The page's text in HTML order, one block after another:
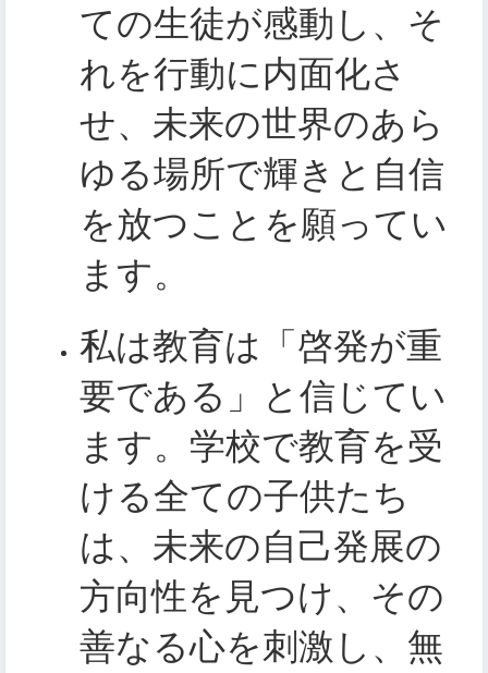
ての生徒が感動し、そ
れを行動に内面化さ
せ、未来の世界のあら
ゆる場所で輝きと自信
を放つことを願ってい
ます。
私は教育は「啓発が重
要である」と信じてい
ます。学校で教育を受
ける全ての子供たち
は、未来の自己発展の
方向性を見つけ、その
善なる心を刺激し、無